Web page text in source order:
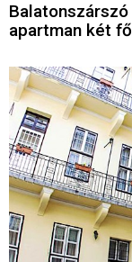
apartman két